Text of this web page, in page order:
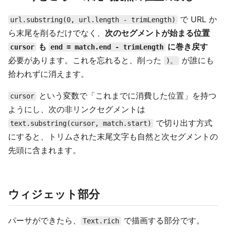
url.substring(0, url.length - trimLength)
で URL か
ら末尾を削るだけでなく、 次のセグメントが始まる位置
cursor も end = match.end - trimLength に巻き戻す
必要があります。これを忘れると、削った
)。
が誰にも
拾われずに消えます。
cursor
という変数で「これまでに消費した位置」を持つ
ようにし、次の非リンクセグメントは
text.substring(cursor, match.start)
で切り出す方式
にすると、トリムされた末尾文字も自然と次セグメントの
先頭に含まれます。
ウィジェット部分
パーサができたら、 Text.rich で描画する部分です。